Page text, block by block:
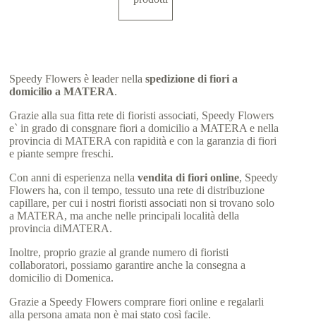
Speedy Flowers è leader nellaspedizione di fiori a
domicilio a MATERA.
Grazie alla sua fitta rete di fioristi associati, Speedy Flowers
e` in grado di consgnare fiori a domicilio a MATERA e nella
provincia di MATERA con rapidità e con la garanzia di fiori
e piante sempre freschi.
Con anni di esperienza nellavendita di fiori online, Speedy
Flowers ha, con il tempo, tessuto una rete di distribuzione
capillare, per cui i nostri fioristi associati non si trovano solo
a MATERA, ma anche nelle principali località della
provincia diMATERA.
Inoltre, proprio grazie al grande numero di fioristi
collaboratori, possiamo garantire anche la consegna a
domicilio di Domenica.
Grazie a Speedy Flowers comprare fiori online e regalarli
alla persona amata non è mai stato così facile.